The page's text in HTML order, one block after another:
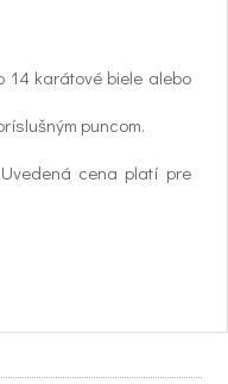
14 karátové biele alebo
puncom.
cena platí pre